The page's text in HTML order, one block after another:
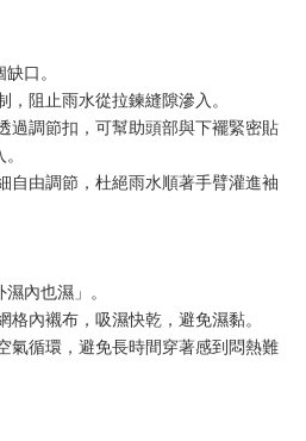
口。
阻止雨水從拉鍊縫隙滲入。
過調節扣，可幫助頭部與下襬緊密貼
自由調節，杜絕雨水順著手臂灌進袖
內也濕」。
內襯布，吸濕快乾，避免濕黏。
氣循環，避免長時間穿著感到悶熱難